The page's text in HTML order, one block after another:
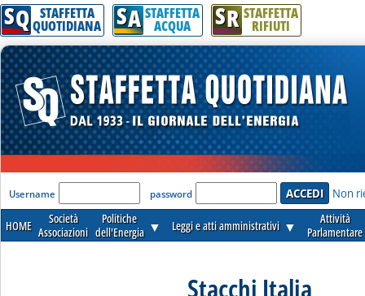
SQ STAFFETTA
QUOTIDIANA SA STAFFETTA
ACQUA SR STAFFETTA
RIFIUTI
'Modulo Login per accedere'
Username password Non
HOME
Società
Associazioni
Politiche
dell'Energia ▼ Leggi e atti amministrativi ▼
Attività
Parlamentare
Stacchi Italia